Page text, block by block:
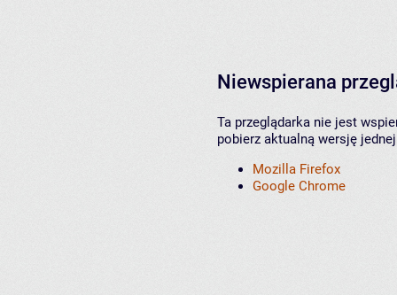
Niewspierana
Ta przeglądarka nie jest
pobierz aktualną wersję
Mozilla Firefox
Google Chrome